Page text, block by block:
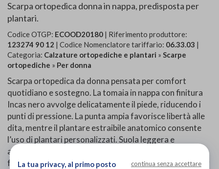
Scarpa ortopedica donna in nappa, predisposta per
plantari.
Codice OTGP: ECOOD20180 | Riferimento produttore:
123274 90 12 | Codice Nomenclatore tariffario: 06.33.03 |
Categoria: Calzature ortopediche e plantari » Scarpe
ortopediche » Per donna
Scarpa ortopedica da donna pensata per comfort
quotidiano e sostegno. La tomaia in nappa con finitura
Incas nero avvolge delicatamente il piede, riducendo i
punti di pressione. La punta ampia favorisce libertà alle
dita, mentre il plantare estraibile anatomico consente
l’uso di plantari personalizzati. Suola leggera e
antiscivolo per una camminata stabile, collo imbottito e
fodera morbida per un contatto confortevole anche per
La tua privacy, al primo posto continua senza accettare